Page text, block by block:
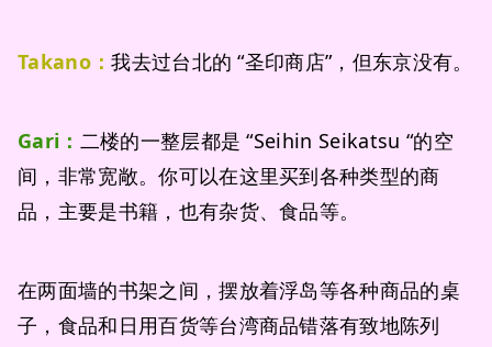
Takano：我去过台北的 “圣印商店”，但东京没有。
Gari： 二楼的一整层都是 “Seihin Seikatsu “的空
间，非常宽敞。你可以在这里买到各种类型的商
品，主要是书籍，也有杂货、食品等。
在两面墙的书架之间，摆放着浮岛等各种商品的桌
子，食品和日用百货等台湾商品错落有致地陈列